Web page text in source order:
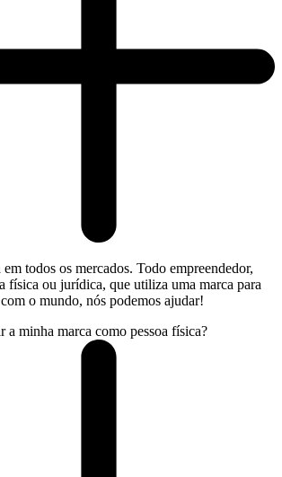
todos os mercados. Todo empreendedor,
física ou jurídica, que utiliza uma marca para
o mundo, nós podemos ajudar!
a minha marca como pessoa física?